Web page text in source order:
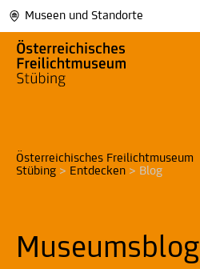
Museen und Standorte
Österreichisches Freilichtmuseum
Stübing > Entdecken > Blog
Museumsblog